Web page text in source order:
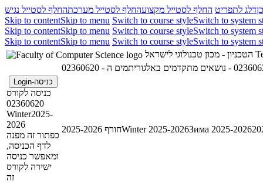
דלג לתפריט החלף לסטייל מקצועהחלף לסטייל מערכתהחלף לסטייל נגיש
Skip to contentSkip to menu Switch to course styleSwitch to system
Skip to contentSkip to menu Switch to course styleSwitch to system
Skip to contentSkip to menu Switch to course styleSwitch to system
כניסה-Login
כניסה לקורס
02360620
Winter2025-
2026
כפתור זה מפנה
לדף הכניסה,
ומאפשר כניסה
ישירה לקורס
זה
חורף 2025-2026Winter 2025-2026Зима 2025-2026